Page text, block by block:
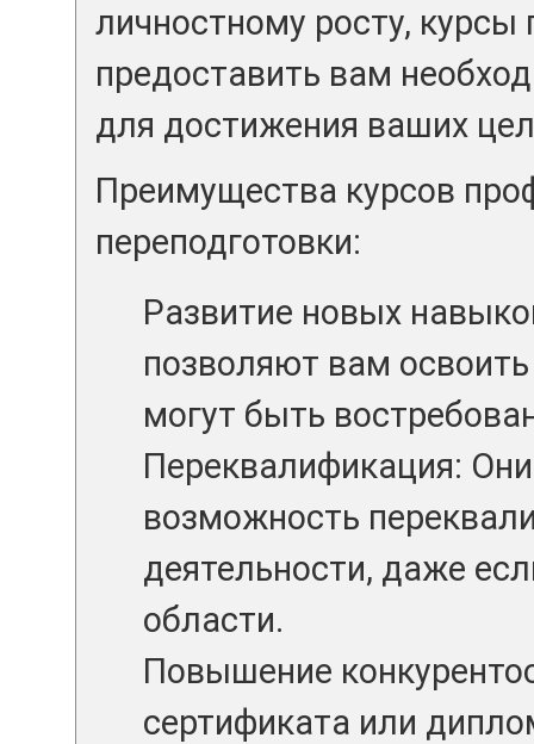
личностному росту, курсы
предоставить вам
для достижения ваших
Преимущества курсов
переподготовки:
Развитие новых
позволяют вам
могут быть
Переквалификация:
возможность
деятельности, даже
области.
Повышение
сертификата или